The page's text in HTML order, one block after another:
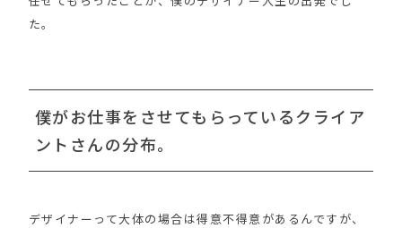
た。
僕がお仕事をさせてもらっているクライア
ントさんの分布。
デザイナーって大体の場合は得意不得意があるんですが、